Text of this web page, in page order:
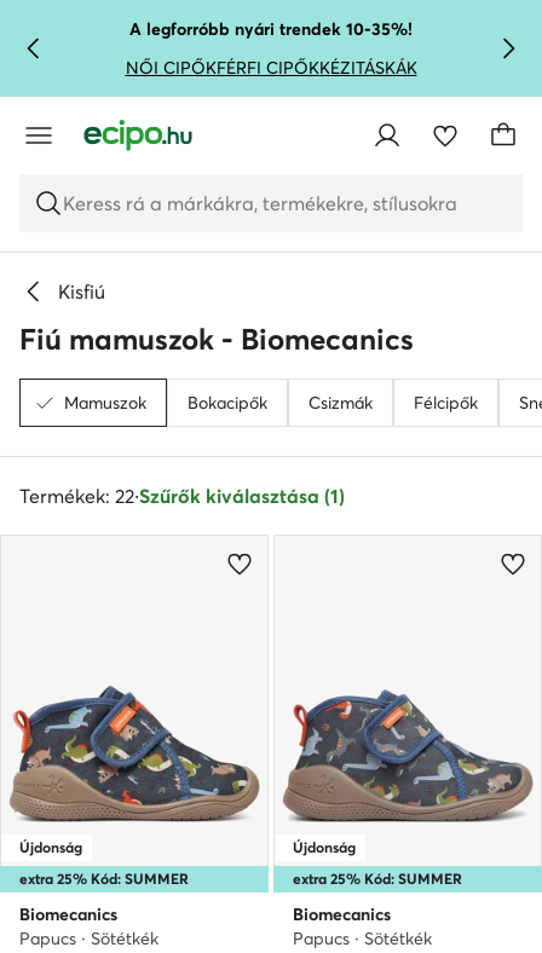
UGRÁS A FŐ TARTALOMRA
UGRÁS A KERESÉSHEZA legforróbb nyári trendek 10-35%!
NŐI CIPŐKFÉRFI CIPŐKKÉZITÁSKÁK
Keress rá a márkákra, termékekre, stílusokra
Kisfiú
Fiú mamuszok - Biomecanics
Mamuszok Bokacipők Csizmák Félcipők
Termékek: 22·Szűrők kiválasztása (1)
extra 25% Kód: SUMMER
Újdonság
Biomecanics
Papucs · Sötétkék
extra 25% Kód: SUMMER
Újdonság
Biomecanics
Papucs · Sötétkék